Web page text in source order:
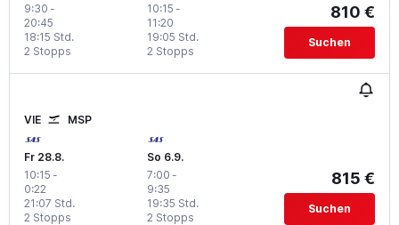
9:30 -
20:45
2 Stopps
18:15 Std.
10:15 -
11:20
2 Stopps
19:05 Std.
810 €
Suchen
VIE MSP
Fr 28.8.
10:15 -
0:22
2 Stopps
21:07 Std.
So 6.9.
7:00 -
9:35
2 Stopps
19:35 Std.
815 €
Suchen